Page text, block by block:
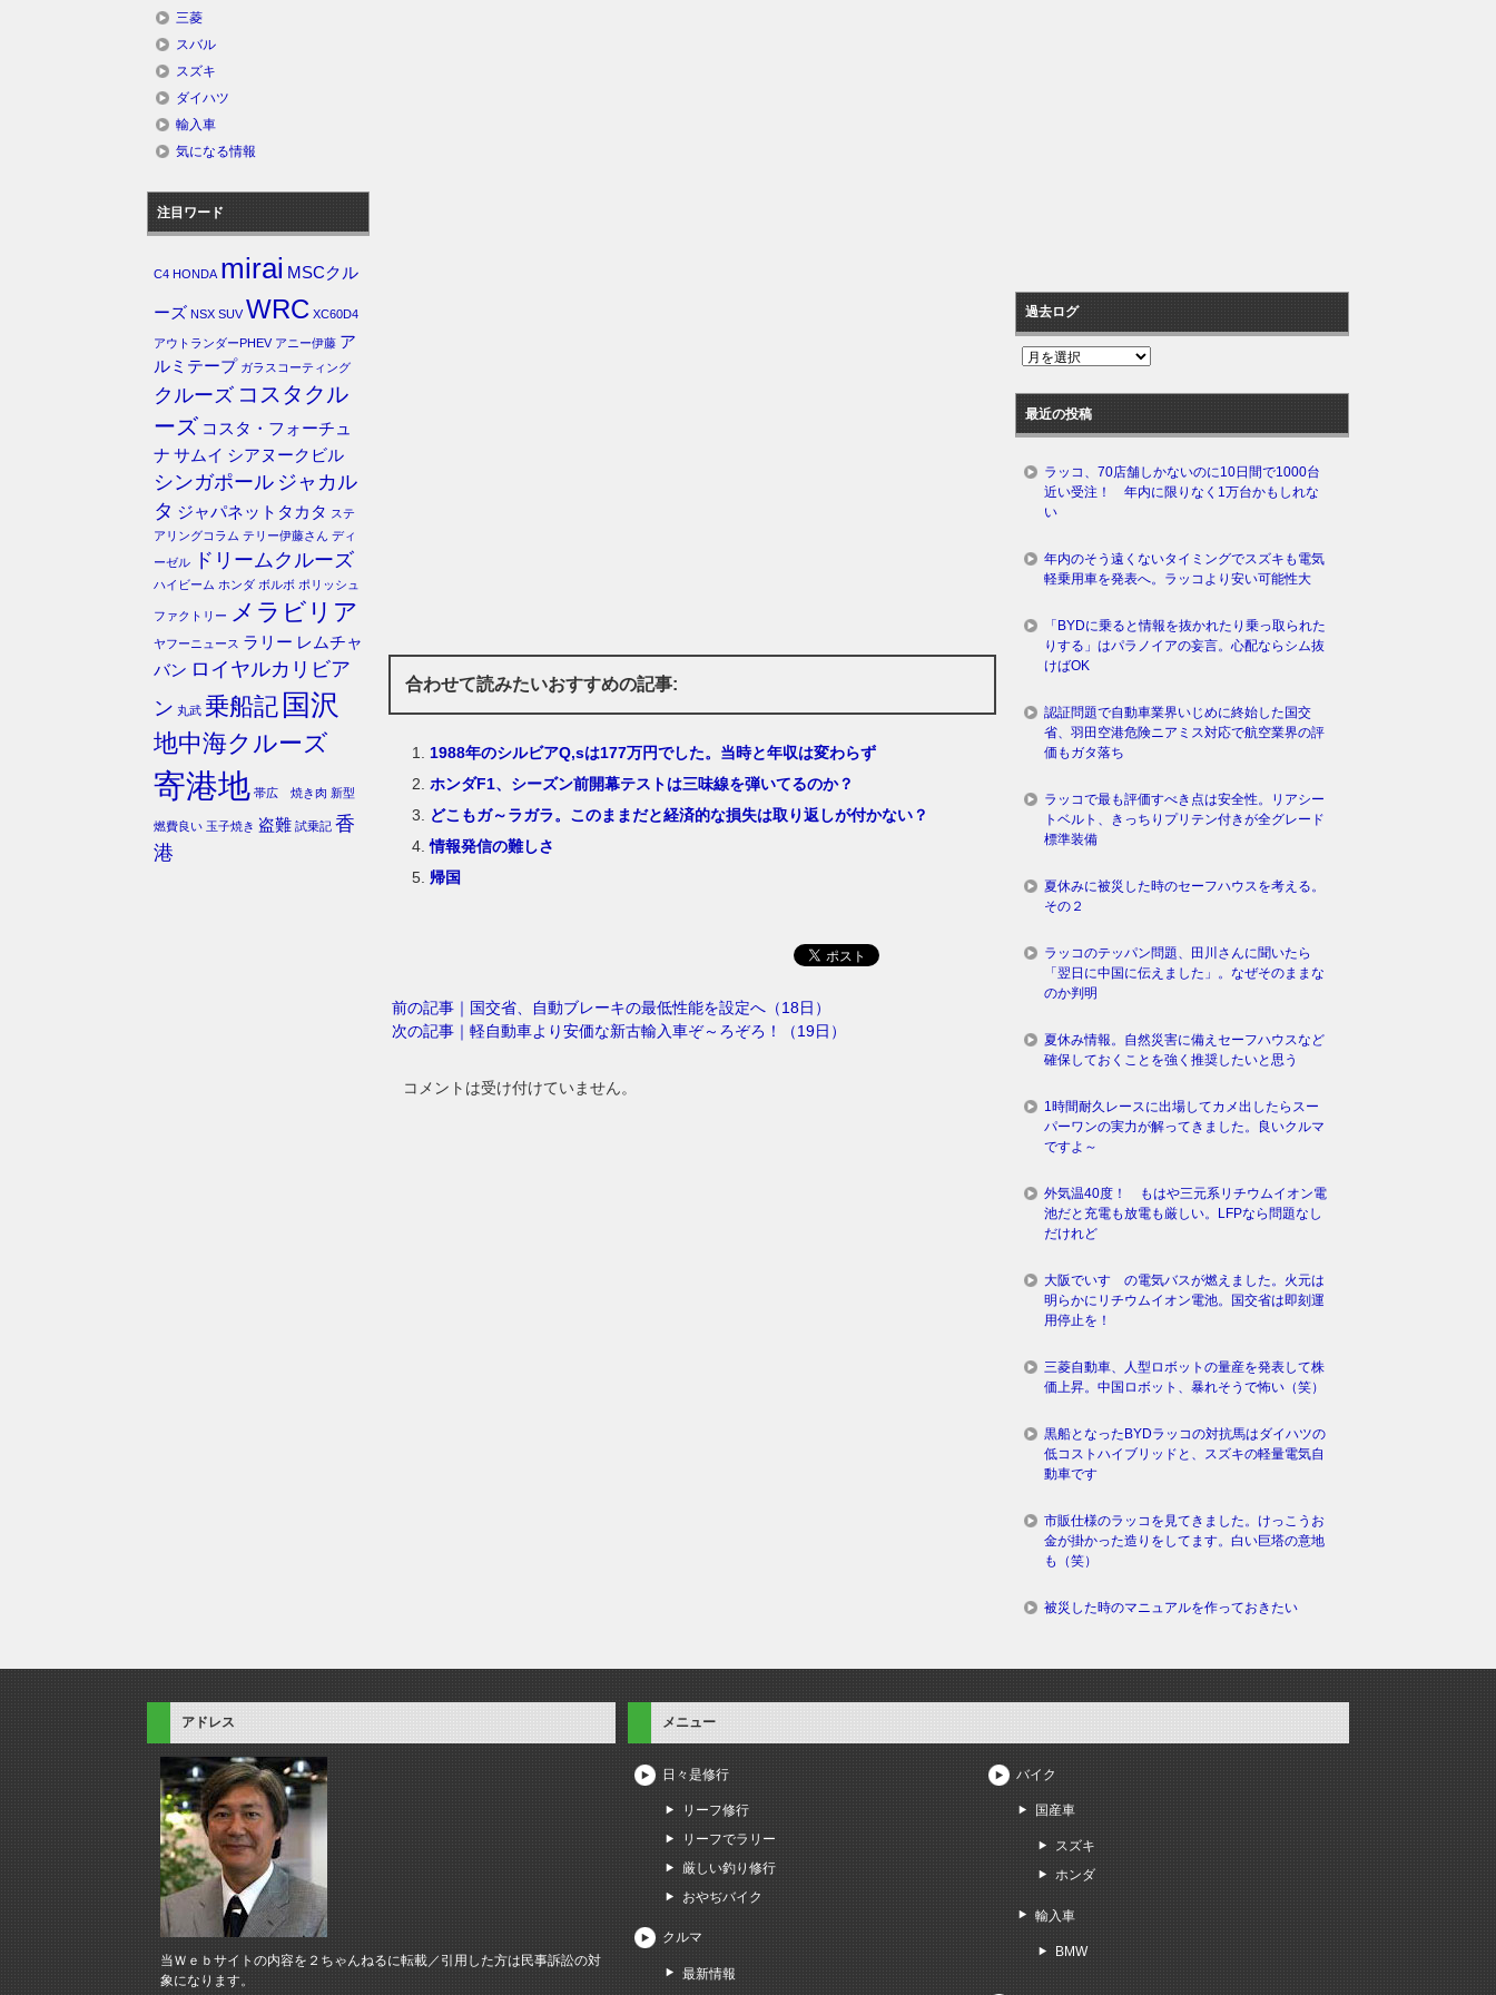
合わせて読みたいおすすめの記事:
1988年のシルビアQ,sは177万円でした。当時と年収は変わらず
ホンダF1、シーズン前開幕テストは三味線を弾いてるのか？
どこもガ～ラガラ。このままだと経済的な損失は取り返しが付かない？
情報発信の難しさ
帰国
前の記事｜国交省、自動ブレーキの最低性能を設定へ（18日）
次の記事｜軽自動車より安価な新古輸入車ぞ～ろぞろ！（19日）
コメントは受け付けていません。
三菱
スバル
スズキ
ダイハツ
輸入車
気になる情報
注目ワード
C4 HONDA mirai MSCクル
ーズ NSX SUV WRC XC60D4
アウトランダーPHEV アニー伊藤 ア
ルミテープ ガラスコーティング
クルーズ コスタクル
ーズ コスタ・フォーチュ
ナ サムイ シアヌークビル
シンガポール ジャカル
タ ジャパネットタカタ ステ
アリングコラム テリー伊藤さん ディ
ーゼル
ドリームクルーズ
ハイビーム ホンダ ボルボ ポリッシュ
ファクトリー メラビリア
ヤフーニュース ラリー レムチャ
バン ロイヤルカリビア
ン 丸武 乗船記 国沢
地中海クルーズ
寄港地 帯広 焼き肉 新型
燃費良い 玉子焼き 盗難 試乗記 香
港
過去ログ
過
ロ
グ
最近の投稿
ラッコ、70店舗しかないのに10日間で1000台
近い受注！ 年内に限りなく1万台かもしれな
い
年内のそう遠くないタイミングでスズキも電気
軽乗用車を発表へ。ラッコより安い可能性大
「BYDに乗ると情報を抜かれたり乗っ取られた
りする」はパラノイアの妄言。心配ならシム抜
けばOK
認証問題で自動車業界いじめに終始した国交
省、羽田空港危険ニアミス対応で航空業界の評
価もガタ落ち
ラッコで最も評価すべき点は安全性。リアシー
トベルト、きっちりプリテン付きが全グレード
標準装備
夏休みに被災した時のセーフハウスを考える。
その２
ラッコのテッパン問題、田川さんに聞いたら
「翌日に中国に伝えました」。なぜそのままな
のか判明
夏休み情報。自然災害に備えセーフハウスなど
確保しておくことを強く推奨したいと思う
1時間耐久レースに出場してカメ出したらスー
パーワンの実力が解ってきました。良いクルマ
ですよ～
外気温40度！ もはや三元系リチウムイオン電
池だと充電も放電も厳しい。LFPなら問題なし
だけれど
大阪でいすゞの電気バスが燃えました。火元は
明らかにリチウムイオン電池。国交省は即刻運
用停止を！
三菱自動車、人型ロボットの量産を発表して株
価上昇。中国ロボット、暴れそうで怖い（笑）
黒船となったBYDラッコの対抗馬はダイハツの
低コストハイブリッドと、スズキの軽量電気自
動車です
市販仕様のラッコを見てきました。けっこうお
金が掛かった造りをしてます。白い巨塔の意地
も（笑）
被災した時のマニュアルを作っておきたい
アドレス
当Ｗｅｂサイトの内容を２ちゃんねるに転載／引用した方は民事訴訟の対
象になります。
メニュー
日々是修行
リーフ修行
リーフでラリー
厳しい釣り修行
おやぢバイク
クルマ
最新情報
バイク
国産車
スズキ
ホンダ
輸入車
BMW